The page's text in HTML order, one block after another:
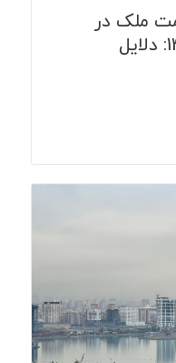
ملک در
تهران در دی و بهمن 1404: دلایل